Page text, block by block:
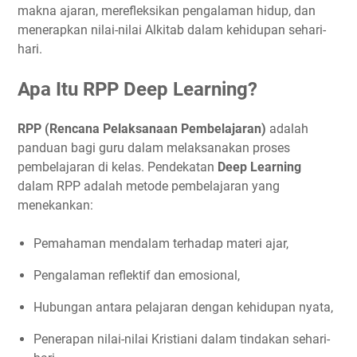
makna ajaran, merefleksikan pengalaman hidup, dan
menerapkan nilai-nilai Alkitab dalam kehidupan sehari-
hari.
Apa Itu RPP Deep Learning?
RPP (Rencana Pelaksanaan Pembelajaran) adalah
panduan bagi guru dalam melaksanakan proses
pembelajaran di kelas. Pendekatan Deep Learning
dalam RPP adalah metode pembelajaran yang
menekankan:
Pemahaman mendalam terhadap materi ajar,
Pengalaman reflektif dan emosional,
Hubungan antara pelajaran dengan kehidupan nyata,
Penerapan nilai-nilai Kristiani dalam tindakan sehari-